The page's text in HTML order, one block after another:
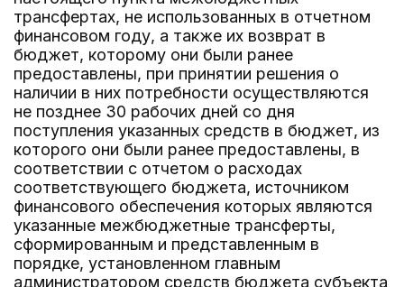
трансфертах, не использованных в отчетном
финансовом году, а также их возврат в
бюджет, которому они были ранее
предоставлены, при принятии решения о
наличии в них потребности осуществляются
не позднее 30 рабочих дней со дня
поступления указанных средств в бюджет, из
которого они были ранее предоставлены, в
соответствии с отчетом о расходах
соответствующего бюджета, источником
финансового обеспечения которых являются
указанные межбюджетные трансферты,
сформированным и представленным в
порядке, установленном главным
администратором средств бюджета субъекта